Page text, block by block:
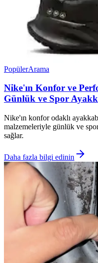
PopülerArama
Nike'ın Konfor ve
Günlük ve Spor
Nike'ın konfor odaklı
malzemeleriyle günlük ve
sağlar.
Daha fazla bilgi edinin